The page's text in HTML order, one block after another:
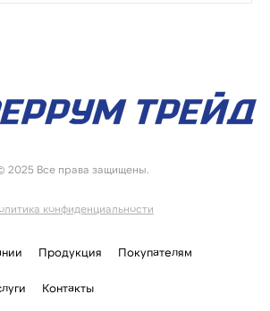
2025 Все права защищены.
конфиденциальности
Продукция Покупателям
Контакты